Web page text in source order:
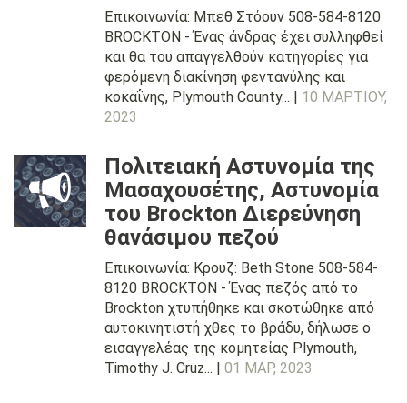
Επικοινωνία: Μπεθ Στόουν 508-584-8120
BROCKTON - Ένας άνδρας έχει συλληφθεί
και θα του απαγγελθούν κατηγορίες για
φερόμενη διακίνηση φεντανύλης και
κοκαΐνης, Plymouth County... | 10 ΜΑΡΤΊΟΥ,
2023
Πολιτειακή Αστυνομία της
Μασαχουσέτης, Αστυνομία
του Brockton Διερεύνηση
θανάσιμου πεζού
Επικοινωνία: Κρουζ: Beth Stone 508-584-
8120 BROCKTON - Ένας πεζός από το
Brockton χτυπήθηκε και σκοτώθηκε από
αυτοκινητιστή χθες το βράδυ, δήλωσε ο
εισαγγελέας της κομητείας Plymouth,
Timothy J. Cruz... | 01 ΜΑΡ, 2023